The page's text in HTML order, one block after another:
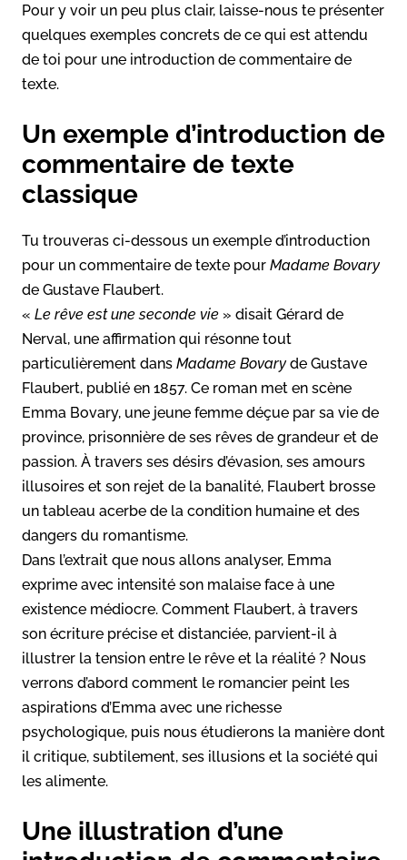
Pour y voir un peu plus clair, laisse-nous te présenter
quelques exemples concrets de ce qui est attendu
de toi pour une introduction de commentaire de
texte.
Un exemple d’introduction de
commentaire de texte
classique
Tu trouveras ci-dessous un exemple d’introduction
pour un commentaire de texte pour Madame Bovary
de Gustave Flaubert.
« Le rêve est une seconde vie » disait Gérard de
Nerval, une affirmation qui résonne tout
particulièrement dans Madame Bovaryde Gustave
Flaubert, publié en 1857. Ce roman met en scène
Emma Bovary, une jeune femme déçue par sa vie de
province, prisonnière de ses rêves de grandeur et de
passion. À travers ses désirs d’évasion, ses amours
illusoires et son rejet de la banalité, Flaubert brosse
un tableau acerbe de la condition humaine et des
dangers du romantisme.
Dans l’extrait que nous allons analyser, Emma
exprime avec intensité son malaise face à une
existence médiocre. Comment Flaubert, à travers
son écriture précise et distanciée, parvient-il à
illustrer la tension entre le rêve et la réalité ? Nous
verrons d’abord comment le romancier peint les
aspirations d’Emma avec une richesse
psychologique, puis nous étudierons la manière dont
il critique, subtilement, ses illusions et la société qui
les alimente.
Une illustration d’une